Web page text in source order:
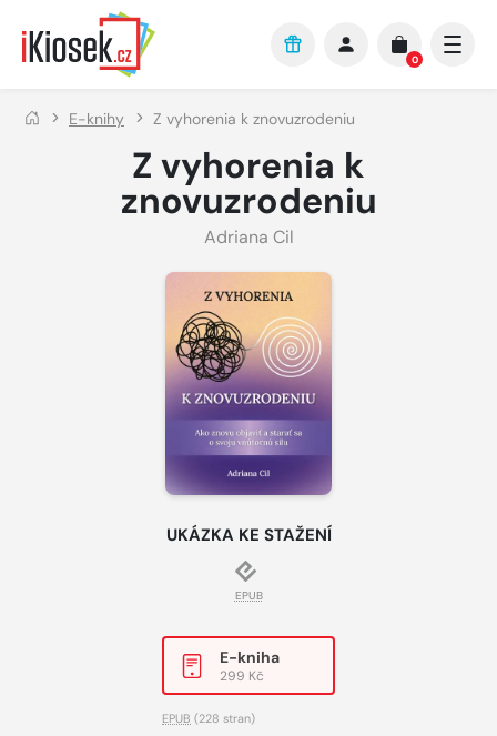
Přejít na hlavní obsah
0
E-knihy Z vyhorenia k znovuzrodeniu
Z vyhorenia k
znovuzrodeniu
Adriana Cil
UKÁZKA KE STAŽENÍ
EPUB
E-kniha
299 Kč
EPUB (228 stran)